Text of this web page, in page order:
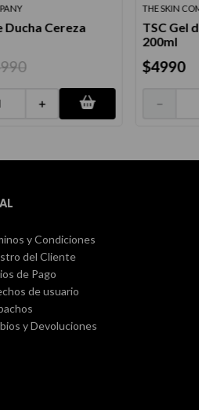
Ducha Cereza
＋
THE SKIN
TSC Gel
200ml
$4990
－
y Condiciones
del Cliente
de Pago
de usuario
y Devoluciones